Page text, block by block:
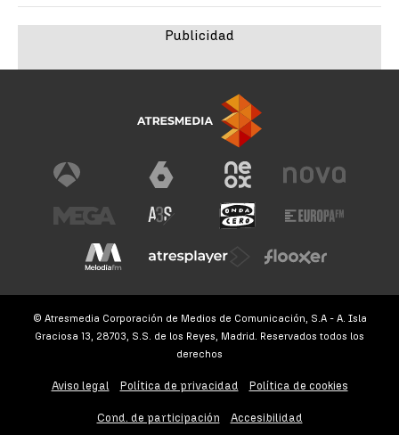
© Atresmedia Corporación de Medios de Comunicación, S.A - A. Isla
Graciosa 13, 28703, S.S. de los Reyes, Madrid. Reservados todos los
derechos
Aviso legal Política de privacidad Política de cookies
Cond. de participación Accesibilidad